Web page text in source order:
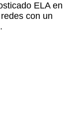
ELA en
con un